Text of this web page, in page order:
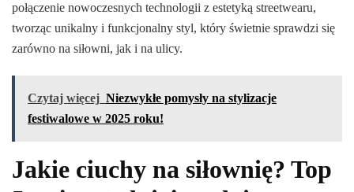
połączenie nowoczesnych technologii z estetyką streetwearu,
tworząc unikalny i funkcjonalny styl, który świetnie sprawdzi się
zarówno na siłowni, jak i na ulicy.
Czytaj więcej Niezwykłe pomysły na stylizacje
festiwalowe w 2025 roku!
Jakie ciuchy na siłownię? Top